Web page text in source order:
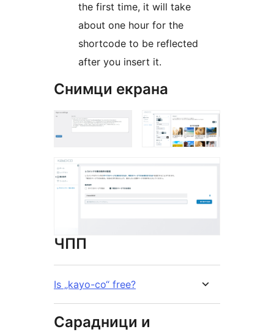
the first time, it will take
about one hour for the
shortcode to be reflected
after you insert it.
Снимци екрана
ЧПП
Is „kayo-co“ free?
Сарадници и